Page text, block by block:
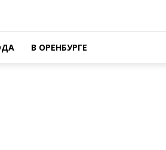
В ОРЕНБУРГЕ